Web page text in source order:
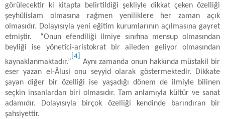
görülecektir ki kitapta belirtildiği şekliyle dikkat çeken özelliği
şeyhülislam olmasına rağmen yeniliklere her zaman açık
olmasıdır. Dolayısıyla yeni eğitim kurumlarının açılmasına gayret
etmiştir.
“Onun efendiliği ilmiye sınıfına mensup olmasından
beyliği ise yönetici-aristokrat bir aileden geliyor olmasından
kaynaklanmaktadır.”
[4]
Aynı zamanda onun hakkında müstakil bir
eser yazan el-Âlusi onu seyyid olarak göstermektedir. Dikkate
şayan diğer bir özelliği ise yaşadığı dönem de ilmiyle bilinen
seçkin insanlardan biri olmasıdır. Tam anlamıyla kültür ve sanat
adamıdır. Dolayısıyla birçok özelliği kendinde barındıran bir
şahsiyettir.